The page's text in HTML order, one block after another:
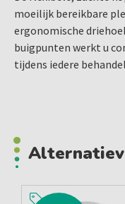
moeilijk bereikbare
ergonomische
buigpunten werkt u
tijdens iedere